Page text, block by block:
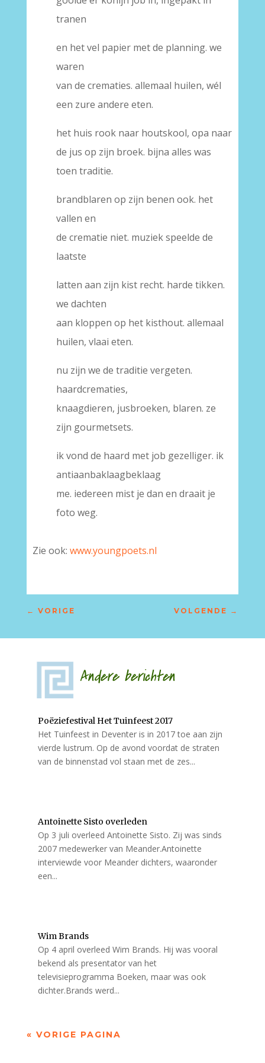
tranen
en het vel papier met de planning. we
waren
van de crematies. allemaal huilen, wél
een zure andere eten.
het huis rook naar houtskool, opa naar
de jus op zijn broek. bijna alles was
toen traditie.
brandblaren op zijn benen ook. het
vallen en
de crematie niet. muziek speelde de
laatste
latten aan zijn kist recht. harde tikken.
we dachten
aan kloppen op het kisthout. allemaal
huilen, vlaai eten.
nu zijn we de traditie vergeten.
haardcrematies,
knaagdieren, jusbroeken, blaren. ze
zijn gourmetsets.
ik vond de haard met job gezelliger. ik
antiaanbaklaagbeklaag
me. iedereen mist je dan en draait je
foto weg.
Zie ook: www.youngpoets.nl
← VORIGE VOLGENDE →
Andere berichten
Poëziefestival Het Tuinfeest 2017
Het Tuinfeest in Deventer is in 2017 toe aan zijn
vierde lustrum. Op de avond voordat de straten
van de binnenstad vol staan met de zes...
Antoinette Sisto overleden
Op 3 juli overleed Antoinette Sisto. Zij was sinds
2007 medewerker van Meander.Antoinette
interviewde voor Meander dichters, waaronder
een...
Wim Brands
Op 4 april overleed Wim Brands. Hij was vooral
bekend als presentator van het
televisieprogramma Boeken, maar was ook
dichter.Brands werd...
« VORIGE PAGINA